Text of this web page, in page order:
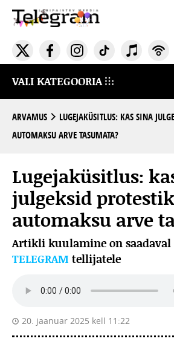
VALI KATEGOORIA
ARVAMUS
LUGEJAKÜSITLUS: KAS SINA
AUTOMAKSU ARVE TASUMATA?
Lugejaküsitlus:
julgeksid
automaksu arve
Artikli kuulamine on saadaval
TELEGRAM tellijatele
20. jaanuar 2025 kell 11:22